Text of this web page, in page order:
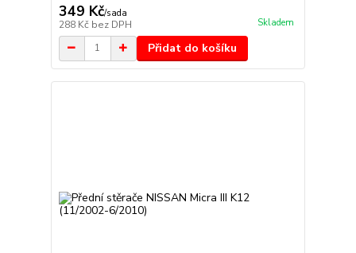
349 Kč/sada
288 Kč bez DPH Skladem
Přidat do košíku